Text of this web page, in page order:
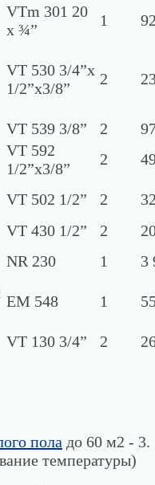
VTm 301 20
х ¾”
1
VT 530 3/4”х
1/2”х3/8”
2
VT 539 3/8” 2
VT 592
1/2”х3/8”
2
VT 502 1/2” 2
VT 430 1/2” 2
NR 230 1
3
EM 548 1
VT 130 3/4” 2
пола до 60 м2 - 3.
температуры)